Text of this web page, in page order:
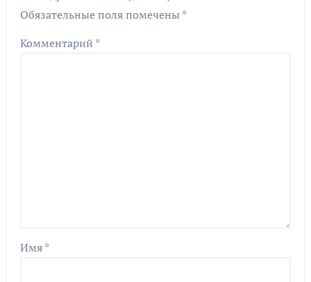
Обязательные поля помечены *
Комментарий *
Имя*